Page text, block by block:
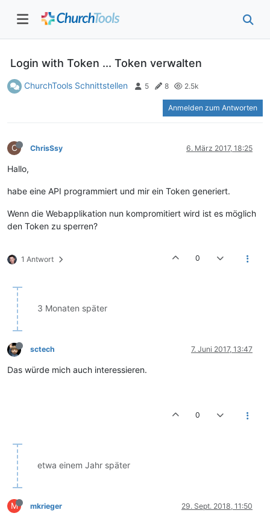
Login with Token ... Token verwalten
ChurchTools Schnittstellen 5 8 2.5k
Anmelden zum Antworten
C ChrisSsy 6. März 2017, 18:25
Hallo,
habe eine API programmiert und mir ein Token generiert.
Wenn die Webapplikation nun kompromitiert wird ist es möglich
den Token zu sperren?
1 Antwort 0
3 Monaten später
sctech 7. Juni 2017, 13:47
Das würde mich auch interessieren.
0
etwa einem Jahr später
M mkrieger 29. Sept. 2018, 11:50